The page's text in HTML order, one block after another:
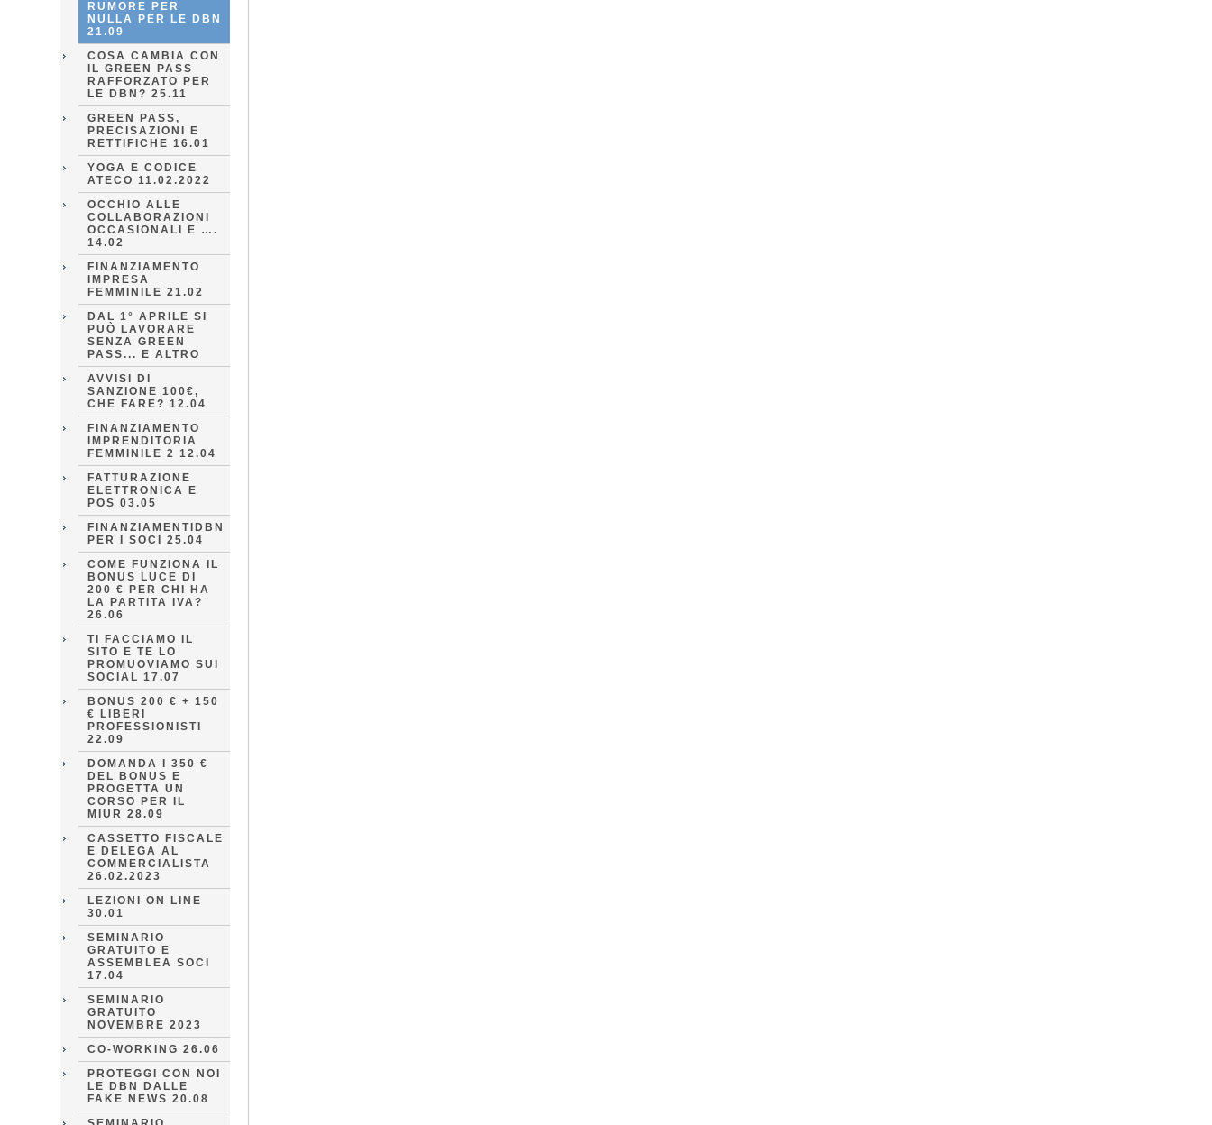
RUMORE PER
NULLA PER LE DBN
21.09
COSA CAMBIA CON
IL GREEN PASS
RAFFORZATO PER
LE DBN? 25.11
GREEN PASS,
PRECISAZIONI E
RETTIFICHE 16.01
YOGA E CODICE
ATECO 11.02.2022
OCCHIO ALLE
COLLABORAZIONI
OCCASIONALI E ….
14.02
FINANZIAMENTO
IMPRESA
FEMMINILE 21.02
DAL 1° APRILE SI
PUÒ LAVORARE
SENZA GREEN
PASS... E ALTRO
AVVISI DI
SANZIONE 100€,
CHE FARE? 12.04
FINANZIAMENTO
IMPRENDITORIA
FEMMINILE 2 12.04
FATTURAZIONE
ELETTRONICA E
POS 03.05
FINANZIAMENTIDBN
PER I SOCI 25.04
COME FUNZIONA IL
BONUS LUCE DI
200 € PER CHI HA
LA PARTITA IVA?
26.06
TI FACCIAMO IL
SITO E TE LO
PROMUOVIAMO SUI
SOCIAL 17.07
BONUS 200 € + 150
€ LIBERI
PROFESSIONISTI
22.09
DOMANDA I 350 €
DEL BONUS E
PROGETTA UN
CORSO PER IL
MIUR 28.09
CASSETTO FISCALE
E DELEGA AL
COMMERCIALISTA
26.02.2023
LEZIONI ON LINE
30.01
SEMINARIO
GRATUITO E
ASSEMBLEA SOCI
17.04
SEMINARIO
GRATUITO
NOVEMBRE 2023
CO-WORKING 26.06
PROTEGGI CON NOI
LE DBN DALLE
FAKE NEWS 20.08